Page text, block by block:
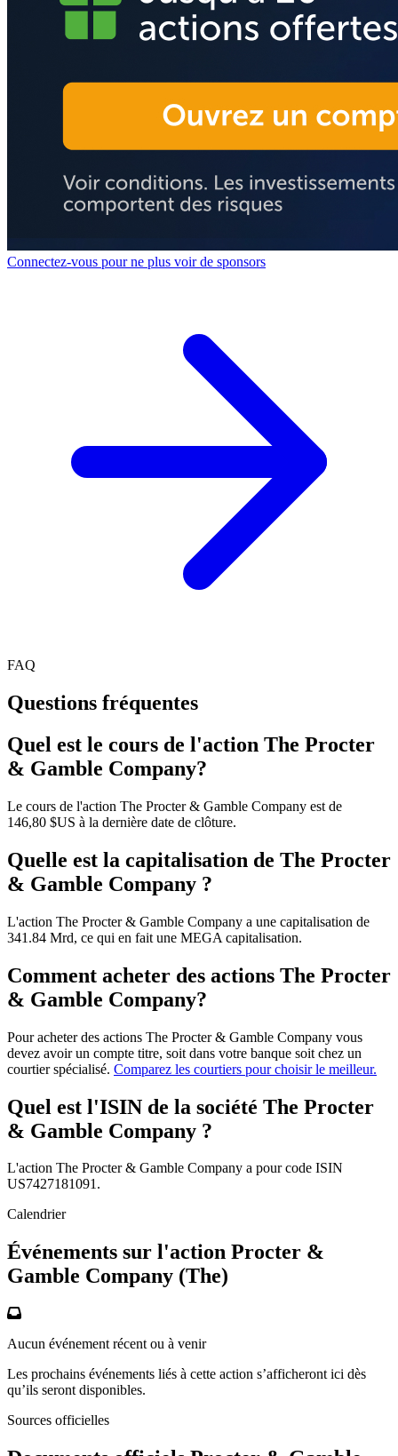
Connectez-vous pour ne plus voir de sponsors
FAQ
Questions fréquentes
Quel est le cours de l'action The Procter
& Gamble Company?
Le cours de l'action The Procter & Gamble Company est de
146,80 $US à la dernière date de clôture.
Quelle est la capitalisation de The Procter
& Gamble Company ?
L'action The Procter & Gamble Company a une capitalisation de
341.84 Mrd, ce qui en fait une MEGA capitalisation.
Comment acheter des actions The Procter
& Gamble Company?
Pour acheter des actions The Procter & Gamble Company vous
devez avoir un compte titre, soit dans votre banque soit chez un
courtier spécialisé. Comparez les courtiers pour choisir le meilleur.
Quel est l'ISIN de la société The Procter
& Gamble Company ?
L'action The Procter & Gamble Company a pour code ISIN
US7427181091.
Calendrier
Événements sur l'action Procter &
Gamble Company (The)
Aucun événement récent ou à venir
Les prochains événements liés à cette action s’afficheront ici dès
qu’ils seront disponibles.
Sources officielles